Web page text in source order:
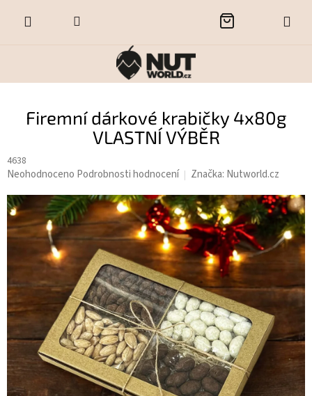
NÁKUPNÍ
Firemní dárkové krabičky 4x80g
VLASTNÍ VÝBĚR
4638
Průměrné
produktu
je
0,0
z
hvězdiček.
Neohodnoceno Podrobnosti hodnocení Značka: Nutworld.cz